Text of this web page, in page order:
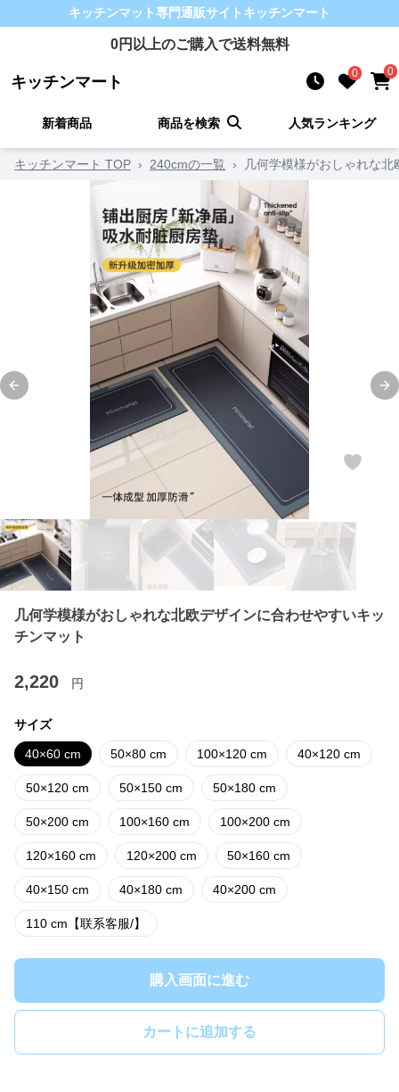
キッチンマット専門通販サイト キッチンマート
0円以上のご購入で送料無料
キッチンマート 0 0
新着商品 商品を検索 人気ランキング
キッチンマート TOP › 240cmの一覧 › 几何学模様がおしゃれな
Previous slide
几何学模様がおしゃれな北欧デザインに合わせやすいキッ
チンマット
2,220 円
サイズ
40×60 cm 50×80 cm 100×120 cm 40×120 cm
50×120 cm 50×150 cm 50×180 cm
50×200 cm 100×160 cm 100×200 cm
120×160 cm 120×200 cm 50×160 cm
40×150 cm 40×180 cm 40×200 cm
110 cm【联系客服/】
購入画面に進む
カートに追加する